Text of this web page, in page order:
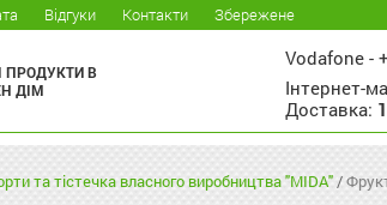
Відгуки Контакти Збережене
ПРОДУКТИ В
ДІМ
Vodafone -
Інтернет-
Доставка:
та тістечка власного виробництва "MIDA"/